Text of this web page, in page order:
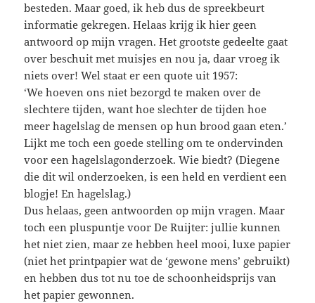
besteden. Maar goed, ik heb dus de spreekbeurt
informatie gekregen. Helaas krijg ik hier geen
antwoord op mijn vragen. Het grootste gedeelte gaat
over beschuit met muisjes en nou ja, daar vroeg ik
niets over! Wel staat er een quote uit 1957:
‘We hoeven ons niet bezorgd te maken over de
slechtere tijden, want hoe slechter de tijden hoe
meer hagelslag de mensen op hun brood gaan eten.’
Lijkt me toch een goede stelling om te ondervinden
voor een hagelslagonderzoek. Wie biedt? (Diegene
die dit wil onderzoeken, is een held en verdient een
blogje! En hagelslag.)
Dus helaas, geen antwoorden op mijn vragen. Maar
toch een pluspuntje voor De Ruijter: jullie kunnen
het niet zien, maar ze hebben heel mooi, luxe papier
(niet het printpapier wat de ‘gewone mens’ gebruikt)
en hebben dus tot nu toe de schoonheidsprijs van
het papier gewonnen.